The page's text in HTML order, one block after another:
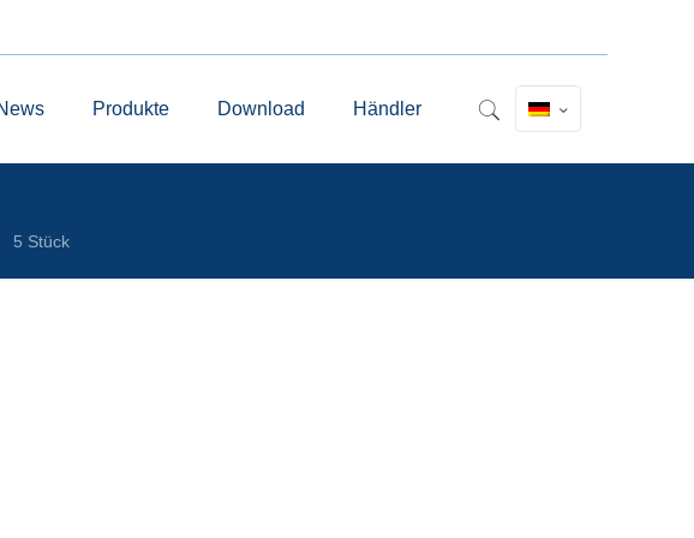
Produkte Download Händler
5 Stück